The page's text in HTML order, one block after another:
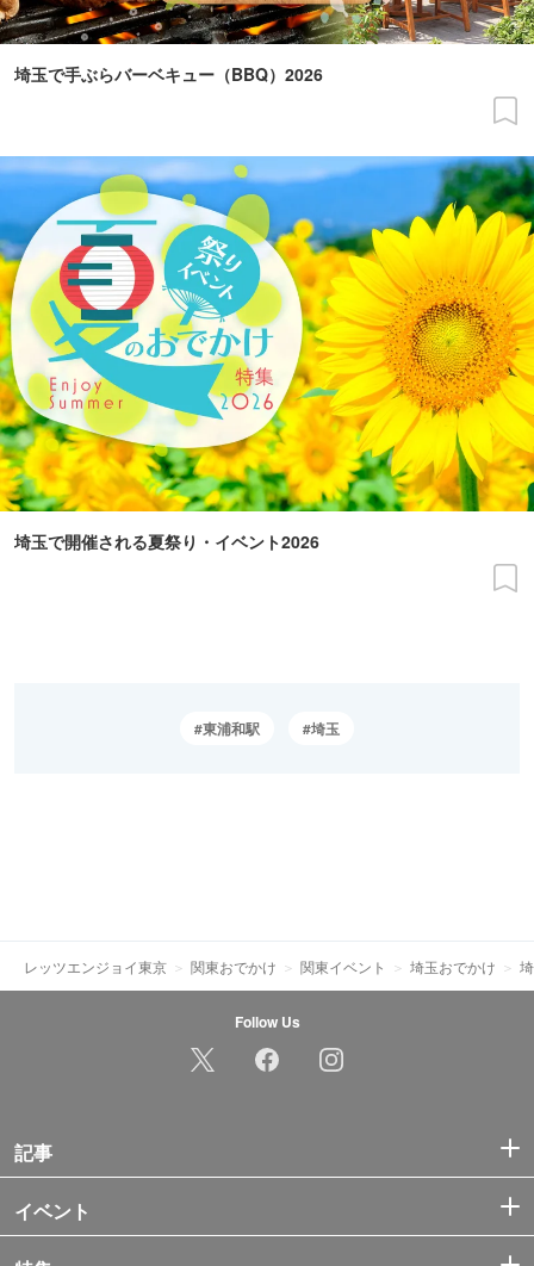
埼玉で手ぶらバーベキュー（BBQ）2026
埼玉で開催される夏祭り・イベント2026
東浦和駅 埼玉
レッツエンジョイ東京 関東おでかけ 関東イベント 埼玉おでかけ
Follow Us
記事
イベント